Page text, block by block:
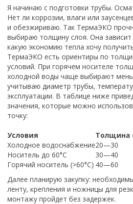
Я начинаю с подготовки трубы.
Нет ли коррозии, влаги или
и обезжириваю. Так ТермаЭКО
выбираю толщину слоя. Она
какую экономию тепла хочу
ТермаЭКО есть ориентиры по
условий. При горячем носителе
холодной воды чаще выбирают
учитываю диаметр трубы,
эксплуатации. В таблице ниже
значения, которые можно
точку:
Условия
Толщина
Холодное водоснабжение20—30
Носитель до 60°C
30—40
Горячий носитель (>60°C) 40—60
Далее планирую закупку:
ленту, крепления и ножницы для
монтажу пройдет без задержек.